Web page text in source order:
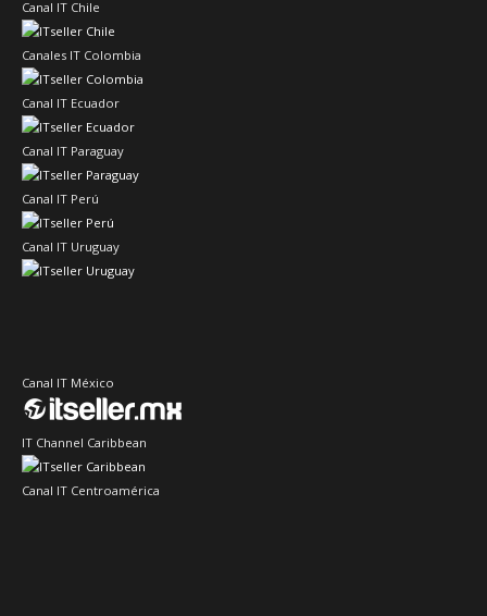
Canal IT Chile
Canales IT Colombia
Canal IT Ecuador
Canal IT Paraguay
Canal IT Perú
Canal IT Uruguay
Canal IT México
IT Channel Caribbean
Canal IT Centroamérica